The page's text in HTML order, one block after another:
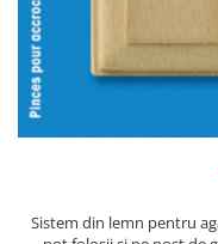
Sistem din lemn pentru